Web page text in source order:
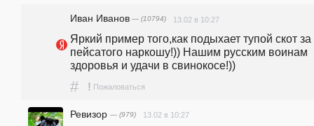
Иван Иванов — (10794) 13.02 в 10:27
Яркий пример того,как подыхает тупой скот за
пейсатого наркошу!)) Нашим русским воинам
здоровья и удачи в свинокосе!))
# ! Пожаловаться
Ревизор — (979) 13.02 в 10:27